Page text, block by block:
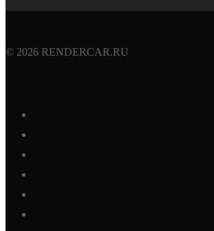
© 2026 RENDERCAR.RU